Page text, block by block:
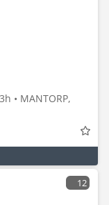
• MANTORP,
12